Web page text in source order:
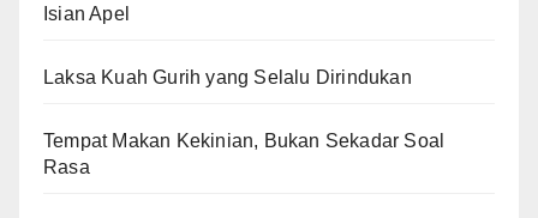
Isian Apel
Laksa Kuah Gurih yang Selalu Dirindukan
Tempat Makan Kekinian, Bukan Sekadar Soal
Rasa